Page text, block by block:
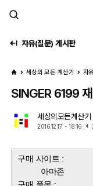
자유(질문) 게시판
세상의 모든 계산기 자
SINGER 6199
세상의모든계산기
2016.12.17 - 18:16
구매 사이트 :
아마존